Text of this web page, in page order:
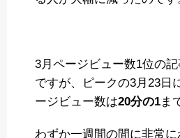
3月ページビュー数1位の
ですが、ピークの3月23日
ージビュー数は20分の1ま
わずか一週間の間に非常